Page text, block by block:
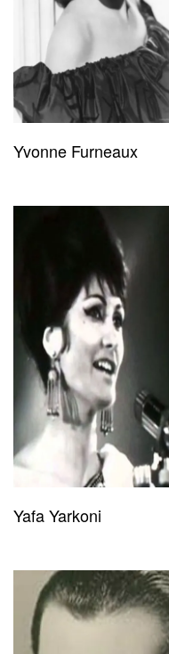
Yvonne Furneaux
Yafa Yarkoni